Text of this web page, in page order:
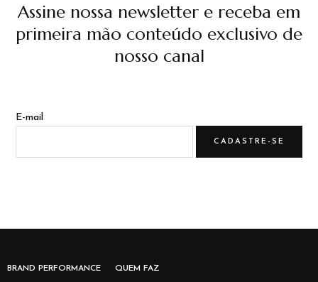
Assine nossa newsletter e receba em
primeira mão conteúdo exclusivo de
nosso canal
E-mail
BRAND PERFORMANCE QUEM FAZ